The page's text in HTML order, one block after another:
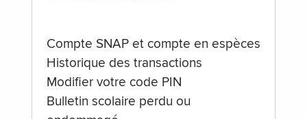
Compte SNAP et compte en espèces
Historique des transactions
Modifier votre code PIN
Bulletin scolaire perdu ou